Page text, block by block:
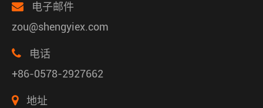
电子邮件
zou@shengyiex.com
电话
+86-0578-2927662
地址